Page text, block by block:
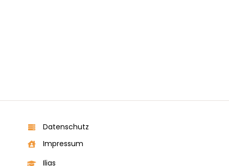
Datenschutz
Impressum
Ilias